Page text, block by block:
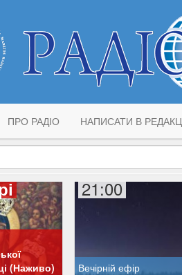
ПРО РАДІО НАПИСАТИ В
(Наживо)
21:00
Вечірній ефір